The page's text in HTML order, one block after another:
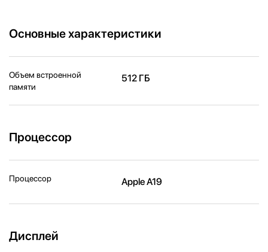
Основные характеристики
Объем встроенной
памяти
512 ГБ
Процессор
Процессор Apple A19
Дисплей